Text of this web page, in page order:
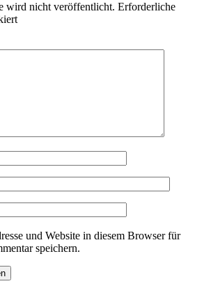
wird nicht veröffentlicht. Erforderliche
und Website in diesem Browser für
speichern.